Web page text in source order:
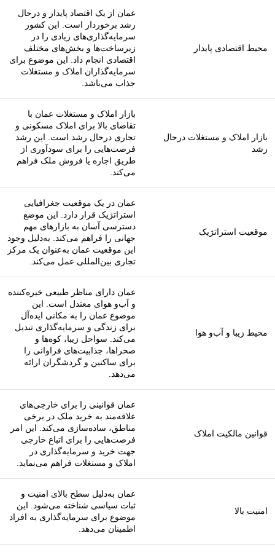
محیط اقتصادی پایدار
عمان از یک اقتصاد پایدار و درحال
رشد برخوردار است. این کشور
سرمایه‌گذاری‌های زیادی را در
زیرساخت‌ها و بخش‌های مختلف
اقتصادی انجام داد. این موضوع برای
سرمایه‌گذاران املاک و مستغلات
جذاب می‌باشد.
بازار املاک و مستغلات درحال
رشد
بازار املاک و مستغلات عمان با
تقاضای بالا برای املاک مسکونی و
تجاری درحال رشد است. این رشد
فرصت‌هایی را برای سودآوری از
طریق اجاره یا فروش ملک فراهم
می‌کند.
موقعیت استراتژیک
عمان در یک موقعیت جغرافیایی
استراتژیک قرار دارد. این موضع
دسترسی آسان به بازارهای مهم
جهانی را فراهم می‌کند. به‌دلیل وجود
این موقعیت عمان به‌عنوان یک مرکز
تجاری بین‌المللی عمل می‌کند.
محیط زیبا و آب‌و هوا
عمان دارای مناظر طبیعی خیره‌کننده
و آب‌و هوای معتدل است. این
موضوع عمان را به مکانی ایده‌آل
برای زندگی و سرمایه‌گذاری تبدیل
می‌کند. سواحل زیبا، کوه‌ها و
صحراها، جذابیت‌های فراوانی را
برای ساکنین و گردشگران ارائه
می‌دهد.
قوانین مالکیت املاک
عمان قوانینی را برای خارجی‌های
علاقه‌مند به خرید ملک در برخی
مناطق، ساده‌سازی می‌کند. این امر
فرصت‌هایی را برای اتباع خارجی
جهت خرید و سرمایه‌گذاری در
املاک و مستغلات فراهم می‌نماید.
امنیت بالا
عمان به‌دلیل سطح بالای امنیت و
ثبات سیاسی شناخته می‌شود. این
موضوع برای سرمایه‌گذاری به افراد
اطمینان می‌دهد.